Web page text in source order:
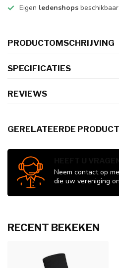
Eigen ledenshops
PRODUCTOMSCHRIJVING
SPECIFICATIES
REVIEWS
GERELATEERDE
Neem contact op
die uw vereniging
RECENT BEKEKEN